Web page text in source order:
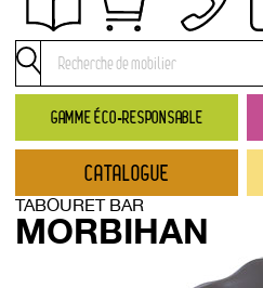
GAMME ÉCO-RESPONSABLE
Obtenir un devis
Conditions générales de location
Conditions de règlement
Contact
Catalogue
→ Nouveautés
→ Gamme éco-responsable
CATALOGUE
TABOURET BAR
MORBIHAN